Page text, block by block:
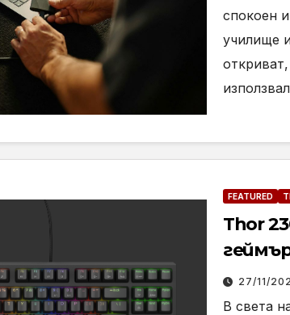
спокоен
училище
FEATURED
Thor
27/11/
В света